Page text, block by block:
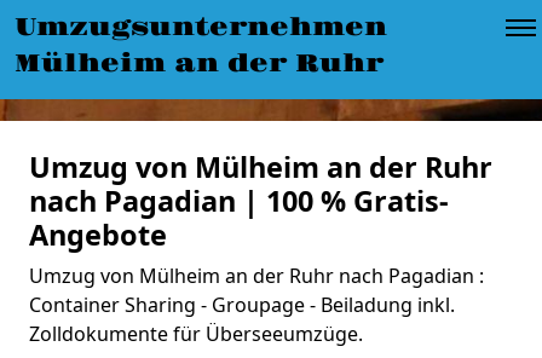
Umzugsunternehmen
Mülheim an der Ruhr
Umzug von Mülheim an der Ruhr
nach Pagadian | 100 % Gratis-
Angebote
Umzug von Mülheim an der Ruhr nach Pagadian :
Container Sharing - Groupage - Beiladung inkl.
Zolldokumente für Überseeumzüge.